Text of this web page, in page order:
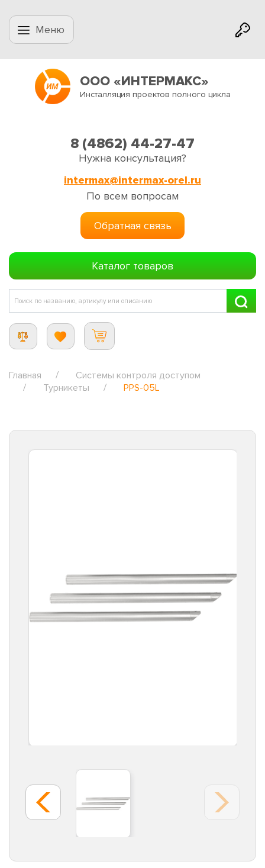
Меню
ООО «ИНТЕРМАКС»
Инсталляция проектов полного цикла
8 (4862) 44-27-47
Нужна консультация?
intermax@intermax-orel.ru
По всем вопросам
Обратная связь
Каталог товаров
Главная
Системы контроля доступом
Турникеты
PPS-05L